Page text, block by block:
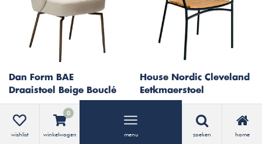
Dan Form BAE
Draaistoel Beige Bouclé
Bekijken
House Nordic Cleveland
Eetkmaerstoel
Zwart/Teak
Bekijken
wishlist
0
winkelwagen menu zoeken home